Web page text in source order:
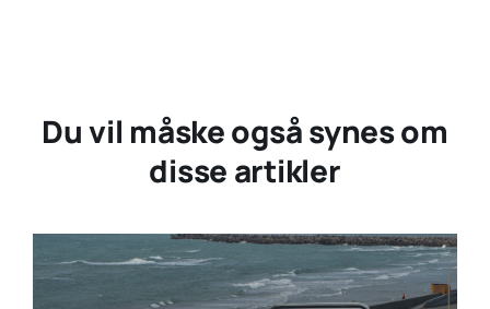
Du vil måske også synes om
disse artikler